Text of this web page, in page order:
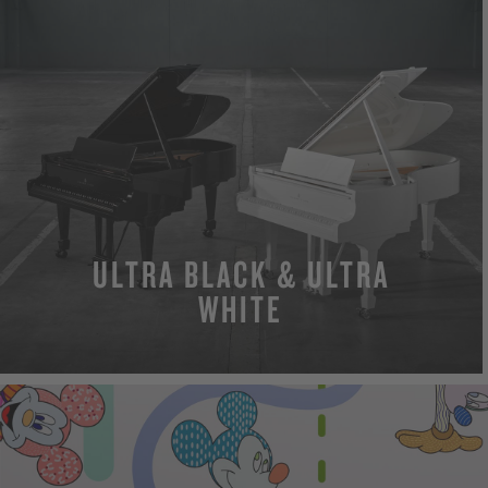
ULTRA BLACK & ULTRA
WHITE